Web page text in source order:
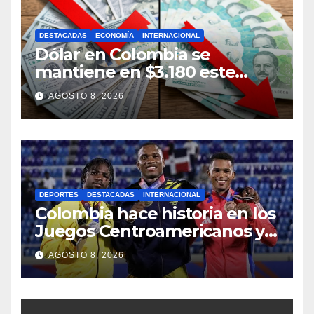
DESTACADAS ECONOMÍA INTERNACIONAL
Dólar en Colombia se
mantiene en $3.180 este
sábado
AGOSTO 8, 2026
DEPORTES DESTACADAS INTERNACIONAL
Colombia hace historia en los
Juegos Centroamericanos y
del Caribe 2026
AGOSTO 8, 2026